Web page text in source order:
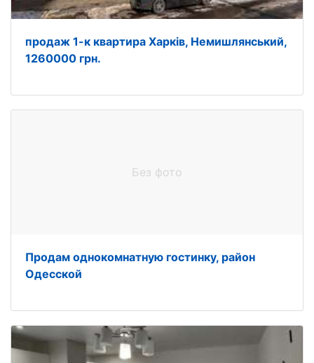
продаж 1-к квартира Харків, Немишлянський,
1260000 грн.
Без фото
Продам однокомнатную гостинку, район
Одесской